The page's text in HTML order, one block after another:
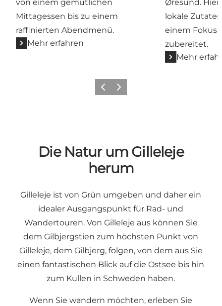
von einem gemütlichen
Mittagessen bis zu einem
raffinierten Abendmenü.
Mehr erfahren
Øresund. Hier
lokale
einem Fokus
zubereitet.
Mehr
ZurückWeiter
Die Natur um Gilleleje
herum
Gilleleje ist von Grün umgeben und daher ein
idealer Ausgangspunkt für Rad- und
Wandertouren. Von Gilleleje aus können Sie
dem Gilbjergstien zum höchsten Punkt von
Gilleleje, dem Gilbjerg, folgen, von dem aus Sie
einen fantastischen Blick auf die Ostsee bis hin
zum Kullen in Schweden haben.
Wenn Sie wandern möchten, erleben Sie